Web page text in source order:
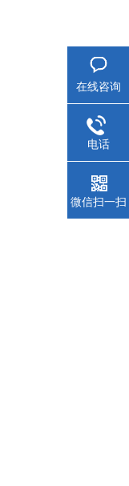
在线咨询
电话
微信扫一扫